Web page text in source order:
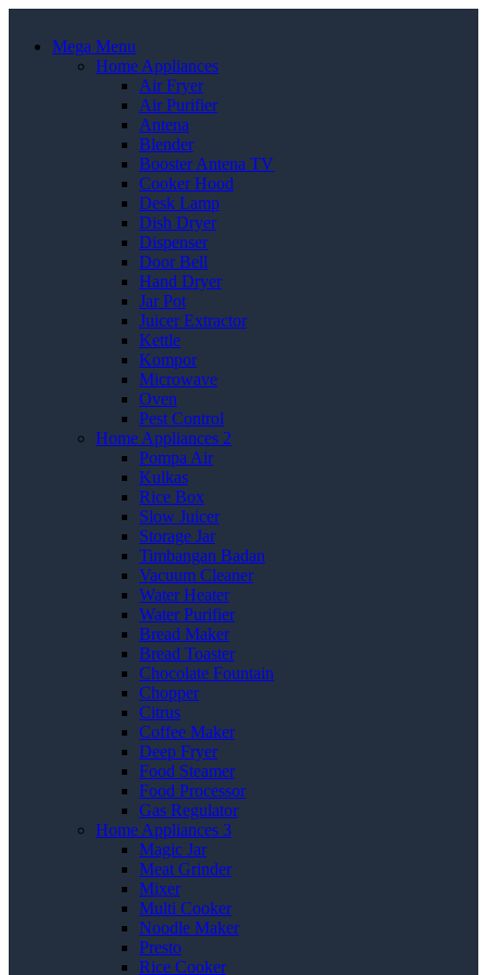
Mega Menu
Home Appliances
Air Fryer
Air Purifier
Antena
Blender
Booster Antena TV
Cooker Hood
Desk Lamp
Dish Dryer
Dispenser
Door Bell
Hand Dryer
Jar Pot
Juicer Extractor
Kettle
Kompor
Microwave
Oven
Pest Control
Home Appliances 2
Pompa Air
Kulkas
Rice Box
Slow Juicer
Storage Jar
Timbangan Badan
Vacuum Cleaner
Water Heater
Water Purifier
Bread Maker
Bread Toaster
Chocolate Fountain
Chopper
Citrus
Coffee Maker
Deep Fryer
Food Steamer
Food Processor
Gas Regulator
Home Appliances 3
Magic Jar
Meat Grinder
Mixer
Multi Cooker
Noodle Maker
Presto
Rice Cooker